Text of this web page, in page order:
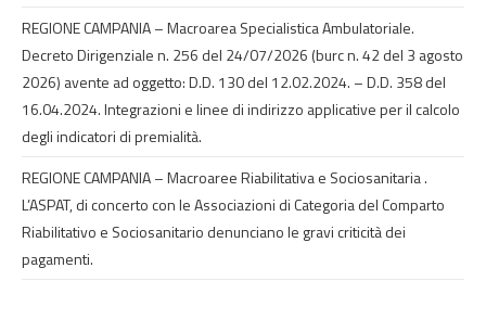
REGIONE CAMPANIA – Macroarea Specialistica Ambulatoriale.
Decreto Dirigenziale n. 256 del 24/07/2026 (burc n. 42 del 3 agosto
2026) avente ad oggetto: D.D. 130 del 12.02.2024. – D.D. 358 del
16.04.2024. Integrazioni e linee di indirizzo applicative per il calcolo
degli indicatori di premialità.
REGIONE CAMPANIA – Macroaree Riabilitativa e Sociosanitaria .
L’ASPAT, di concerto con le Associazioni di Categoria del Comparto
Riabilitativo e Sociosanitario denunciano le gravi criticità dei
pagamenti.